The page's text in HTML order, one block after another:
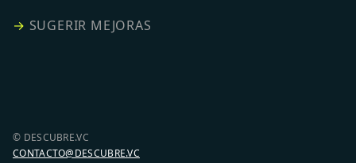
→ SUGERIR MEJORAS
© DESCUBRE.VC
CONTACTO@DESCUBRE.VC